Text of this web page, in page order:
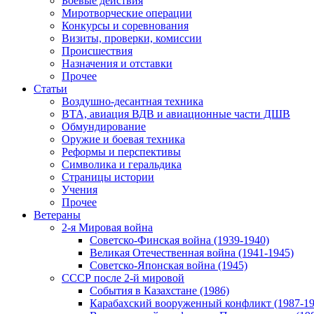
Миротворческие операции
Конкурсы и соревнования
Визиты, проверки, комиссии
Происшествия
Назначения и отставки
Прочее
Статьи
Воздушно-десантная техника
ВТА, авиация ВДВ и авиационные части ДШВ
Обмундирование
Оружие и боевая техника
Реформы и перспективы
Символика и геральдика
Страницы истории
Учения
Прочее
Ветераны
2-я Мировая война
Советско-Финская война (1939-1940)
Великая Отечественная война (1941-1945)
Советско-Японская война (1945)
СССР после 2-й мировой
События в Казахстане (1986)
Карабахский вооруженный конфликт (1987-